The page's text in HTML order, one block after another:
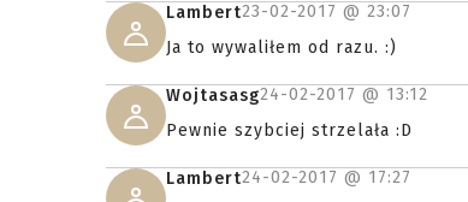
Lambert23-02-2017 @ 23:07
Ja to wywaliłem od razu. :)
Wojtasasg24-02-2017 @ 13:12
Pewnie szybciej strzelała :D
Lambert24-02-2017 @ 17:27